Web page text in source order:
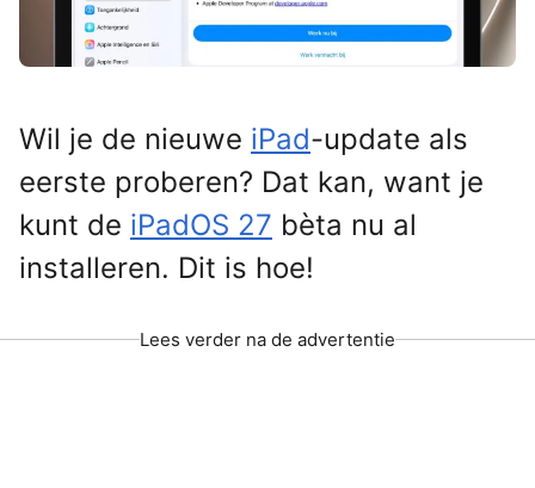
Wil je de nieuwe iPad-update als
eerste proberen? Dat kan, want je
kunt de iPadOS 27 bèta nu al
installeren. Dit is hoe!
Lees verder na de advertentie